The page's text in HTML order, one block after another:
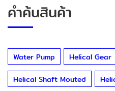
คำค้นสินค้า
Water Pump Helical Gear
Helical Shaft Mouted